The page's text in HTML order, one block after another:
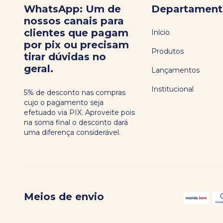
WhatsApp: Um de
nossos canais para
clientes que pagam
por pix ou precisam
tirar dúvidas no
geral.
5% de desconto nas compras
cujo o pagamento seja
efetuado via PIX. Aproveite pois
na soma final o desconto dará
uma diferença considerável.
Início
Produtos
Lançamentos
Institucional
Meios de envio